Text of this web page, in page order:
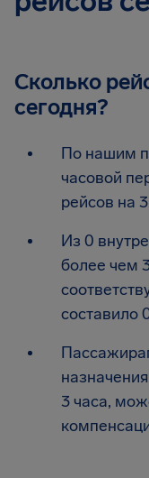
Сколько
сегодня?
По нашим
часовой
рейсов на
Из 0
более чем
составило
3 часа,